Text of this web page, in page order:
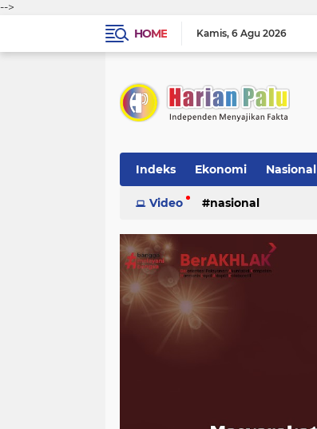
-->
HOME
Kamis 6 Agu 2026
Indeks Ekonomi Nasional
Video nasional